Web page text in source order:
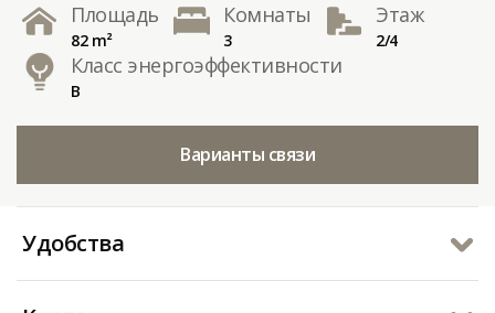
Площадь
82 m²
Комнаты
3
Этаж
2/4
Класс энергоэффективности
B
Варианты связи
Удобства